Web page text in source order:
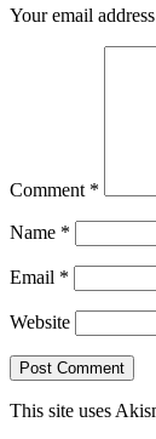
Your email
Comment *
Name *
Email *
Website
This site uses